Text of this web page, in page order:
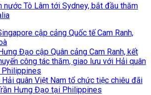
nước Tô Lâm tới Sydney, bắt đầu thăm
cập cảng Quốc tế Cam Ranh,
Đạo cập Quân cảng Cam Ranh, kết
công tác thăm, giao lưu với Hải quân
Philippines
quân Việt Nam tổ chức tiệc chiêu đãi
Hưng Đạo tại Philippines